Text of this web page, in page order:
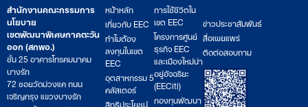
สำนักงานคณะกรรมการ
นโยบาย
เขตพัฒนาพิเศษภาคตะวัน
ออก (สกพอ.)
ชั้น 25 อาคารโทรคมนาคม
บางรัก
72 ซอยวัดม่วงแค ถนน
เจริญกรุง แขวงบางรัก
หน้าหลัก
เกี่ยวกับ EEC
ทำไมต้อง
ลงทุนในเขต
EEC
อุตสาหกรรม 5
คลัสเตอร์
สิทธิประโยชน์
การใช้ชีวิตใน
เขต EEC
โครงการศูนย์
ธุรกิจ EEC
และเมืองใหม่น่า
อยู่อัจฉริยะ
(EECiti)
กองทุนพัฒนา
ข่าวประชาสัมพันธ์
สื่อเผยแพร่
ติดต่อสอบถาม